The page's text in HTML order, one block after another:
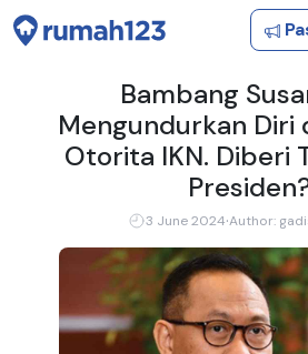
Bambang
Mengundurkan Diri
Otorita IKN. Diberi
3 June 2024·Author: